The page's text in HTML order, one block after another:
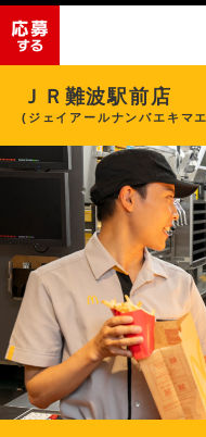
ＪＲ難波駅前店
(ジェイアールナンバエキマ